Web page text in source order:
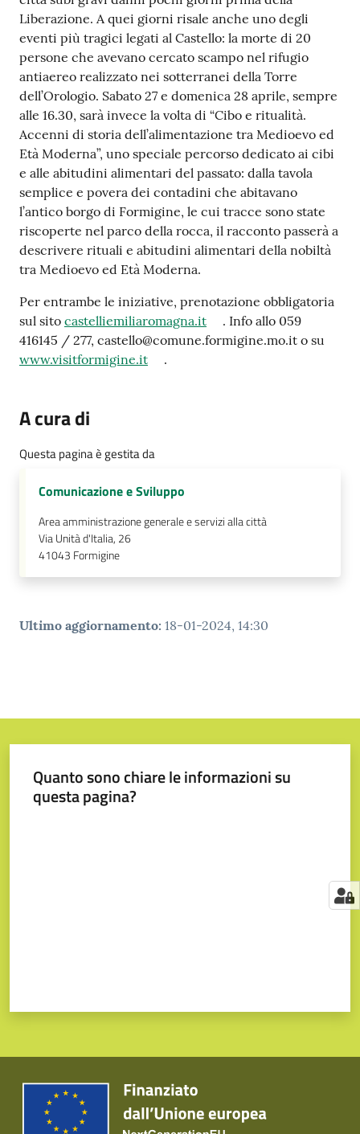
Tutti
gli
argomenti...
Seguici
su
Liberazione. A quei giorni risale anche uno degli
eventi più tragici legati al Castello: la morte di 20
persone che avevano cercato scampo nel rifugio
antiaereo realizzato nei sotterranei della Torre
dell’Orologio. Sabato 27 e domenica 28 aprile, sempre
alle 16.30, sarà invece la volta di “Cibo e ritualità.
Accenni di storia dell’alimentazione tra Medioevo ed
Età Moderna”, uno speciale percorso dedicato ai cibi
e alle abitudini alimentari del passato: dalla tavola
semplice e povera dei contadini che abitavano
l’antico borgo di Formigine, le cui tracce sono state
riscoperte nel parco della rocca, il racconto passerà a
descrivere rituali e abitudini alimentari della nobiltà
tra Medioevo ed Età Moderna.
Per entrambe le iniziative, prenotazione obbligatoria
sul sito castelliemiliaromagna.it
. Info allo 059
416145 / 277, castello@comune.formigine.mo.it o su
www.visitformigine.it
.
A cura di
Questa pagina è gestita da
Comunicazione e Sviluppo
Area amministrazione generale e servizi alla città
Via Unità d'Italia, 26
41043 Formigine
Ultimo aggiornamento: 18-01-2024, 14:30
Quanto sono chiare le informazioni su
questa pagina?